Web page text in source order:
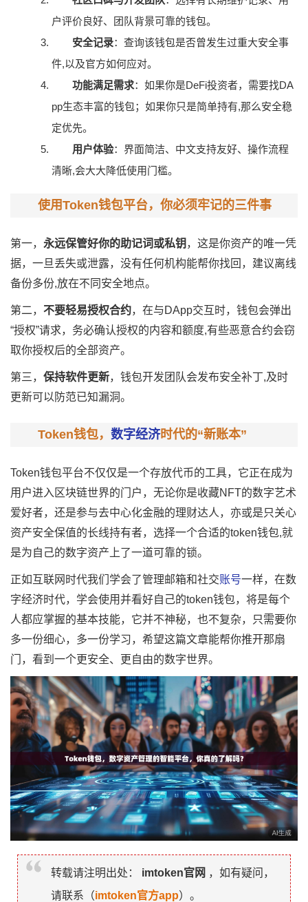
户评价良好、团队背景可靠的钱包。
安全记录：查询该钱包是否曾发生过重大安全事
件,以及官方如何应对。
功能满足需求：如果你是DeFi投资者，需要找DA
pp生态丰富的钱包；如果你只是简单持有,那么安全稳
定优先。
用户体验：界面简洁、中文支持友好、操作流程
清晰,会大大降低使用门槛。
使用Token钱包平台，你必须牢记的三件事
第一， 永远保管好你的助记词或私钥 ，这是你资产的唯一凭
据，一旦丢失或泄露，没有任何机构能帮你找回，建议离线
备份多份,放在不同安全地点。
第二， 不要轻易授权合约，在与DApp交互时，钱包会弹出
“授权”请求，务必确认授权的内容和额度,有些恶意合约会窃
取你授权后的全部资产。
第三， 保持软件更新，钱包开发团队会发布安全补丁,及时
更新可以防范已知漏洞。
Token钱包， 数字经济时代的“新账本”
Token钱包平台不仅仅是一个存放代币的工具，它正在成为
用户进入区块链世界的门户，无论你是收藏NFT的数字艺术
爱好者，还是参与去中心化金融的理财达人，亦或是只关心
资产安全保值的长线持有者，选择一个合适的token钱包,就
是为自己的数字资产上了一道可靠的锁。
正如互联网时代我们学会了管理邮箱和社交账号一样，在数
字经济时代，学会使用并看好自己的token钱包，将是每个
人都应掌握的基本技能，它并不神秘，也不复杂，只需要你
多一份细心，多一份学习，希望这篇文章能帮你推开那扇
门，看到一个更安全、更自由的数字世界。
转载请注明出处： imtoken官网 ，如有疑问，
请联系（imtoken官方app）。